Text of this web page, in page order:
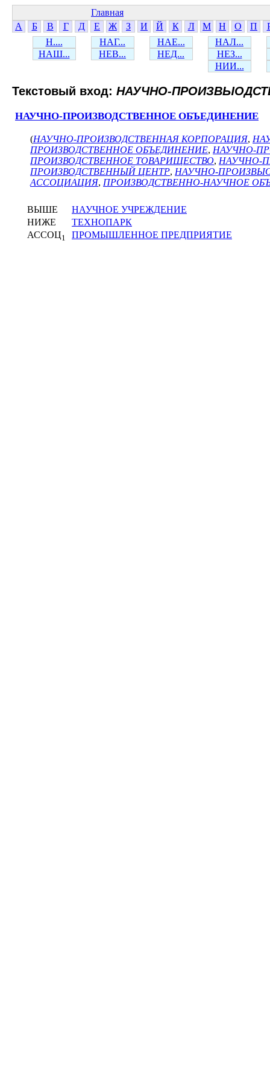
Главная
А
Б В Г Д Е Ж З И Й К Л М Н О П
Н....
НАГ... НАЕ...
НАЛ...
НАШ...
НЕВ... НЕД...
НЕЗ...
НИИ...
Текстовый вход: НАУЧНО-
НАУЧНО-ПРОИЗВОДСТВЕННОЕ ОБЪЕДИНЕНИЕ
(НАУЧНО-ПРОИЗВОДСТВЕННАЯ КОРПОРАЦИЯ,
ПРОИЗВОДСТВЕННОЕ ОБЪЕДИНЕНИЕ, НАУЧНО-
ПРОИЗВОДСТВЕННОЕ ТОВАРИЩЕСТВО, НАУЧНО-
ПРОИЗВОДСТВЕННЫЙ ЦЕНТР, НАУЧНО-
АССОЦИАЦИЯ, ПРОИЗВОДСТВЕННО-НАУЧНОЕ
ВЫШЕ
НАУЧНОЕ УЧРЕЖДЕНИЕ
НИЖЕ
ТЕХНОПАРК
АССОЦ1 ПРОМЫШЛЕННОЕ ПРЕДПРИЯТИЕ